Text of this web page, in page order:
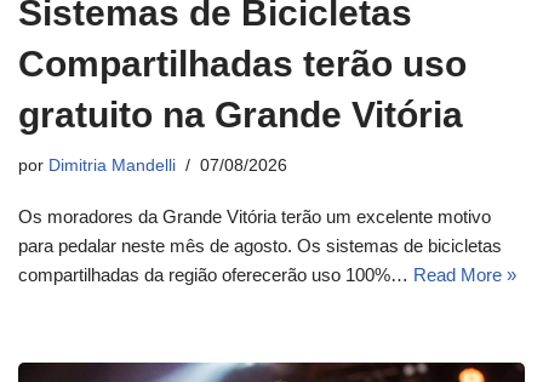
Sistemas de Bicicletas
Compartilhadas terão uso
gratuito na Grande Vitória
por Dimitria Mandelli 07/08/2026
Os moradores da Grande Vitória terão um excelente motivo
para pedalar neste mês de agosto. Os sistemas de bicicletas
compartilhadas da região oferecerão uso 100%… Read More »